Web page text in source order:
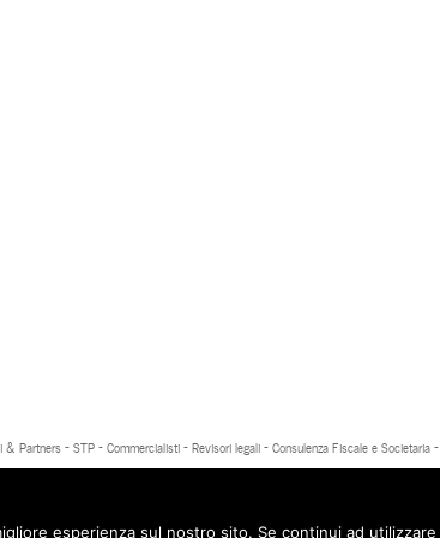
& Partners - STP - Commercialisti - Revisori legali - Consulenza Fiscale e
esperienza sul nostro sito. Se continui ad